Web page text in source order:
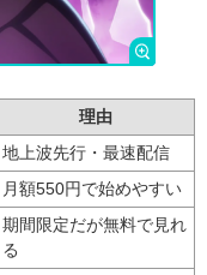
理由
地上波先行・最速配信
月額550円で始めやすい
期間限定だが無料で見れ
る